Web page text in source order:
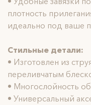
плотность
идеально под ваше
Стильные детали:
• Изготовлен из
переливчатым
• Многослойность
• Универсальный